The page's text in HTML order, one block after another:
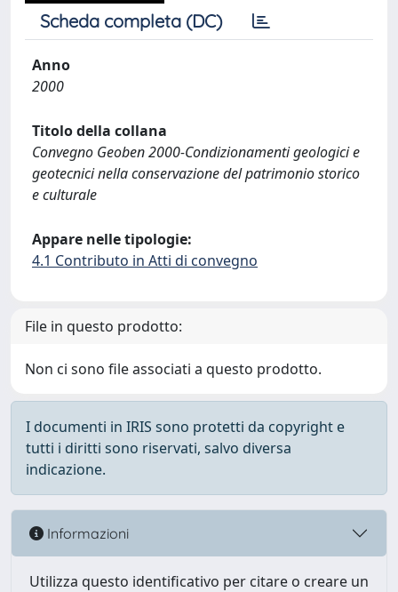
Scheda completa (DC)
Anno
2000
Titolo della collana
Convegno Geoben 2000-Condizionamenti geologici e
geotecnici nella conservazione del patrimonio storico
e culturale
Appare nelle tipologie:
4.1 Contributo in Atti di convegno
File in questo prodotto:
Non ci sono file associati a questo prodotto.
I documenti in IRIS sono protetti da copyright e
tutti i diritti sono riservati, salvo diversa
indicazione.
Informazioni
Utilizza questo identificativo per citare o creare un